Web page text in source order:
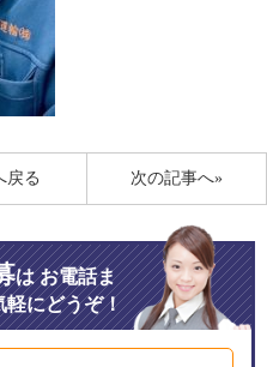
次の記事へ»
戻る
はお電話ま
軽にどうぞ！